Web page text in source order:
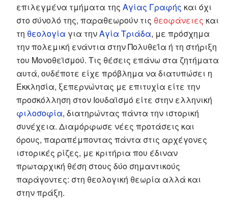
επιλεγμένα τμήματα της Αγίας Γραφής και όχι
στο σύνολό της, παραθεωρούν τις θεοφάνειες και
τη θεολογία για τηνΑγία Τριάδα, με πρόσχημα
την πολεμική ενάντια στην Πολυθεΐα ή τη στήριξη
του Μονοθεϊσμού. Τις θέσεις επάνω στα ζητήματα
αυτά, ουδέποτε είχε πρόβλημα να διατυπώσει η
Εκκλησία, ξεπερνώντας με επιτυχία είτε την
προσκόλληση στον Ιουδαϊσμό είτε στην ελληνική
φιλοσοφία, διατηρώντας πάντα την ιστορική
συνέχεια. Διαμόρφωσε νέες προτάσεις και
όρους, παραπέμποντας πάντα στις αρχέγονες
ιστορικές ρίζες, με κριτήρια που έδιναν
πρωταρχική θέση στους δύο σημαντικούς
παράγοντες: στη θεολογική θεωρία αλλά και
στην πράξη.